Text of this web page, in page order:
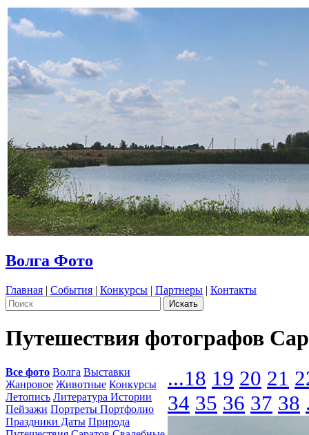
Волга Фото
Главная | События | Конкурсы | Партнеры | Контакты
Путешествия фотографов
Все фото Волга Выставки
Жанровое Животные Конкурсы
Летопись Литература Истории
Пейзажи Портреты Портфолио
Праздники Даты Природа
...18 19 20 21
34 35 36 37 38